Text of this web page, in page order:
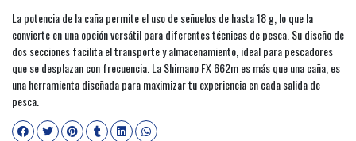
La potencia de la caña permite el uso de señuelos de hasta 18 g, lo que la
convierte en una opción versátil para diferentes técnicas de pesca. Su diseño de
dos secciones facilita el transporte y almacenamiento, ideal para pescadores
que se desplazan con frecuencia. La Shimano FX 662m es más que una caña, es
una herramienta diseñada para maximizar tu experiencia en cada salida de
pesca.